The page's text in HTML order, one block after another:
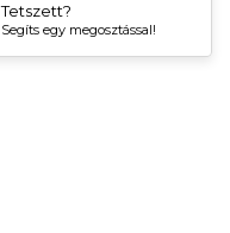
Tetszett?
Segíts egy megosztással!